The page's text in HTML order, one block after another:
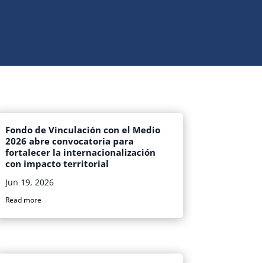
Fondo de Vinculación con el Medio
2026 abre convocatoria para
fortalecer la internacionalización
con impacto territorial
Jun 19, 2026
Read more